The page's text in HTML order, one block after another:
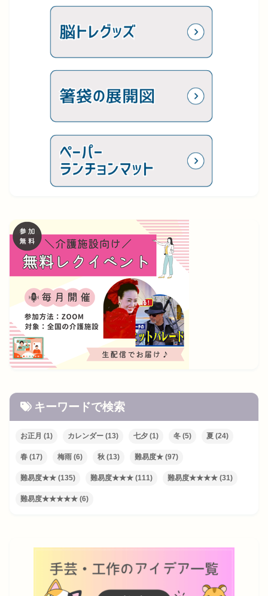
キーワードで検索
お正月 (1) カレンダー (13) 七夕 (1) 冬 (5) 夏 (24)
春 (17) 梅雨 (6) 秋 (13) 難易度★ (97)
難易度★★ (135) 難易度★★★ (111) 難易度★★★★ (31)
難易度★★★★★ (6)